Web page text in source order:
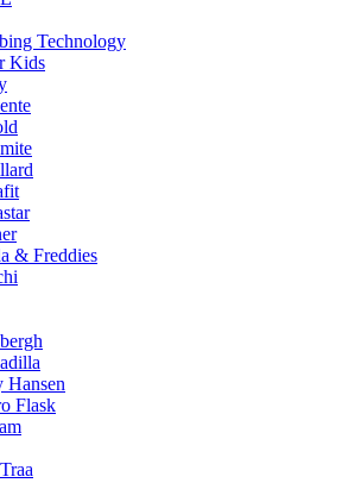
Technology
Kids
& Freddies
Hansen
Flask